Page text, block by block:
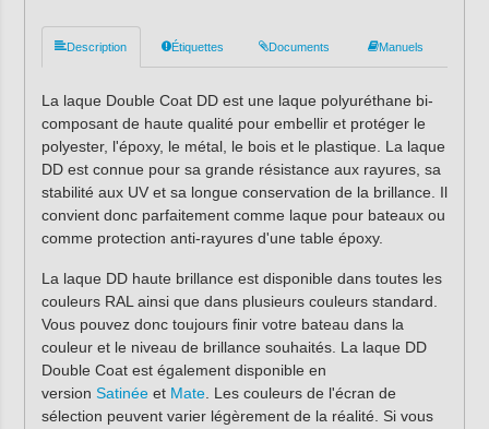
Description Étiquettes Documents Manuels
La laque Double Coat DD est une laque polyuréthane bi-
composant de haute qualité pour embellir et protéger le
polyester, l'époxy, le métal, le bois et le plastique. La laque
DD est connue pour sa grande résistance aux rayures, sa
stabilité aux UV et sa longue conservation de la brillance. Il
convient donc parfaitement comme laque pour bateaux ou
comme protection anti-rayures d'une table époxy.
La laque DD haute brillance est disponible dans toutes les
couleurs RAL ainsi que dans plusieurs couleurs standard.
Vous pouvez donc toujours finir votre bateau dans la
couleur et le niveau de brillance souhaités. La laque DD
Double Coat est également disponible en
version Satinéeet Mate. Les couleurs de l'écran de
sélection peuvent varier légèrement de la réalité. Si vous